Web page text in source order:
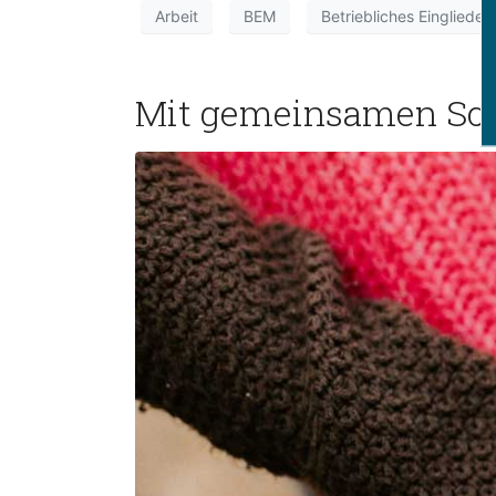
Arbeit BEM Betriebliches
Mit gemeinsamen